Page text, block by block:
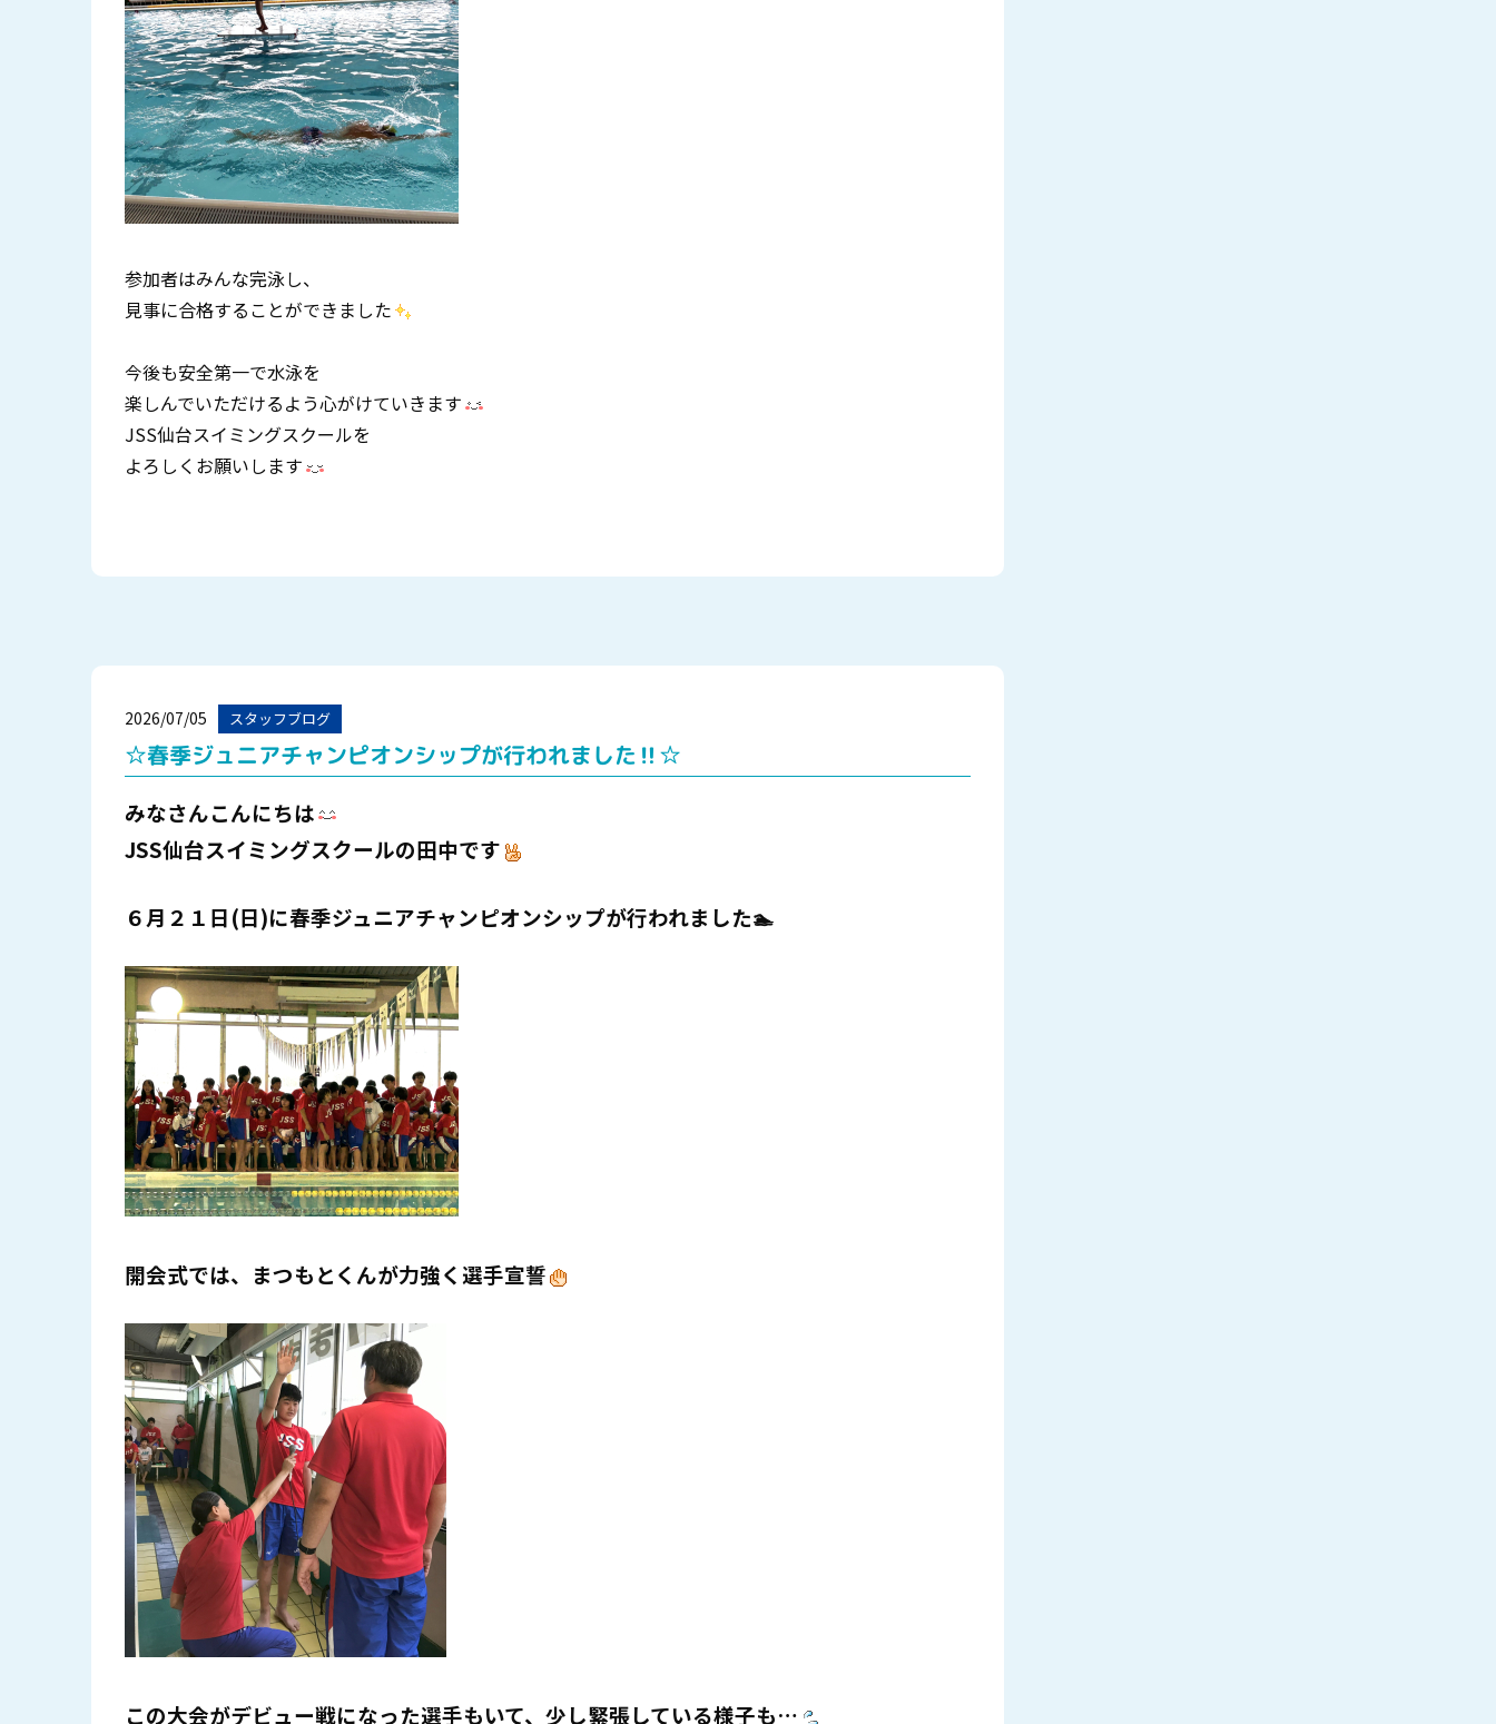
参加者はみんな完泳し、
見事に合格することができました
今後も安全第一で水泳を
楽しんでいただけるよう心がけていきます
JSS仙台スイミングスクールを
よろしくお願いします
2026/07/05 スタッフブログ
☆春季ジュニアチャンピオンシップが行われました‼☆
みなさんこんにちは
JSS仙台スイミングスクールの田中です
６月２１日(日)に春季ジュニアチャンピオンシップが行われました🏊
開会式では、 まつもとくんが力強く選手宣誓
この大会がデビュー戦になった選手もいて、少し緊張している様子も…